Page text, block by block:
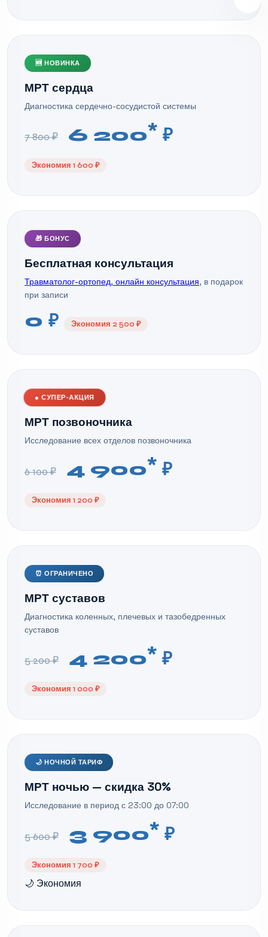
🆕 НОВИНКА
МРТ сердца
Диагностика сердечно-сосудистой системы
7 800 ₽ 6 200* ₽
Экономия 1 600 ₽
🎁 БОНУС
Бесплатная консультация
Травматолог-ортопед, онлайн консультация, в подарок
при записи
0 ₽ Экономия 2 500 ₽
● СУПЕР-АКЦИЯ
МРТ позвоночника
Исследование всех отделов позвоночника
6 100 ₽ 4 900* ₽
Экономия 1 200 ₽
⏰ ОГРАНИЧЕНО
МРТ суставов
Диагностика коленных, плечевых и тазобедренных
суставов
5 200 ₽ 4 200* ₽
Экономия 1 000 ₽
🌙 НОЧНОЙ ТАРИФ
МРТ ночью — скидка 30%
Исследование в период с 23:00 до 07:00
5 600 ₽ 3 900* ₽
Экономия 1 700 ₽
🌙 Экономия